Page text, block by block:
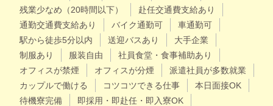
残業少なめ（20時間以下）
赴任交通費支給あり
通勤交通費支給あり
バイク通勤可
車通勤可
駅から徒歩5分以内
送迎バスあり
大手企業
制服あり
服装自由
社員食堂・食事補助あり
オフィスが禁煙
オフィスが分煙
派遣社員が多数就業
カップルで働ける
コツコツできる仕事
本日面接OK
待機寮完備
即採用・即赴任・即入寮OK